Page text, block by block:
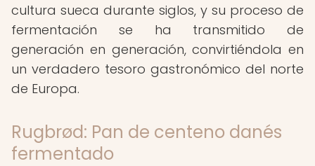
cultura sueca durante siglos, y su proceso de
fermentación se ha transmitido de
generación en generación, convirtiéndola en
un verdadero tesoro gastronómico del norte
de Europa.
Rugbrød: Pan de centeno danés
fermentado